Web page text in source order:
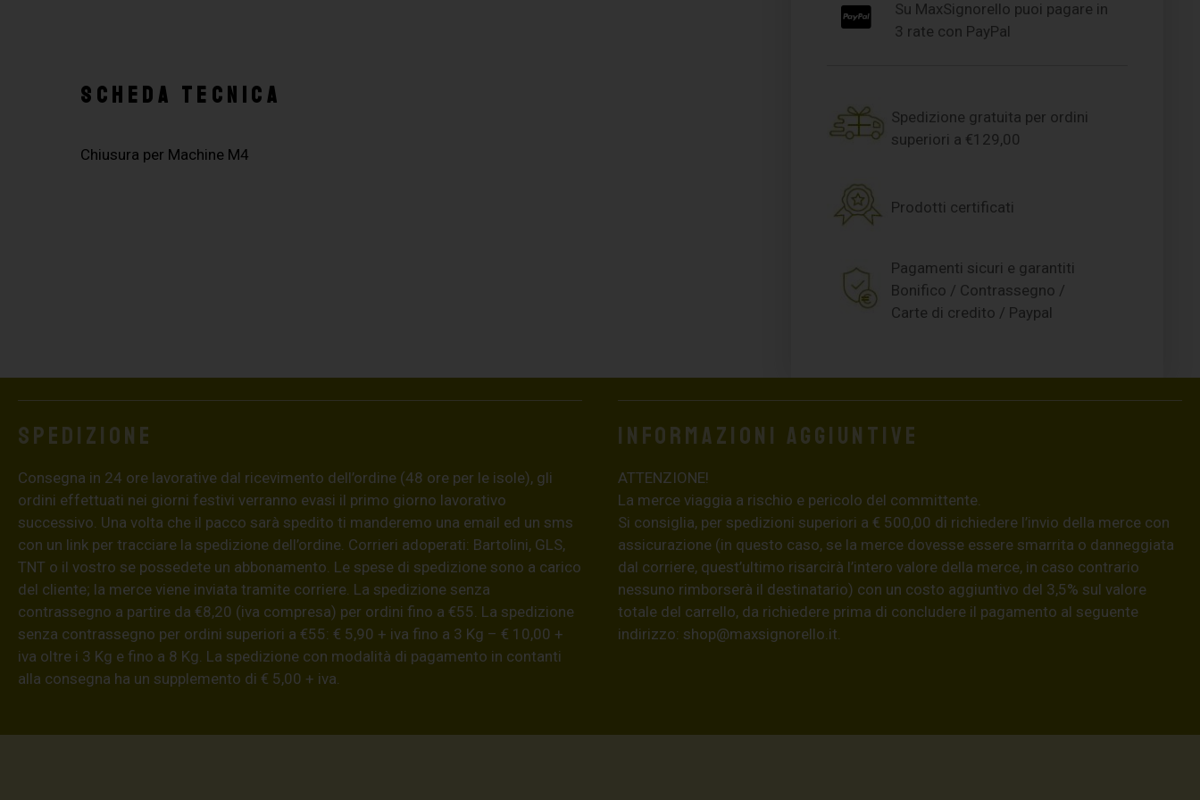
SCHEDA TECNICA
Chiusura per Machine M4
Su MaxSignorello puoi pagare in
3 rate con PayPal
Spedizione gratuita per ordini
superiori a €129,00
Prodotti certificati
Pagamenti sicuri e garantiti
Bonifico / Contrassegno /
Carte di credito / Paypal
Spedizione
Consegna in 24 ore lavorative dal ricevimento dell’ordine (48 ore per le isole), gli
ordini effettuati nei giorni festivi verranno evasi il primo giorno lavorativo
successivo. Una volta che il pacco sarà spedito ti manderemo una email ed un sms
con un link per tracciare la spedizione dell’ordine. Corrieri adoperati: Bartolini, GLS,
TNT o il vostro se possedete un abbonamento. Le spese di spedizione sono a carico
del cliente; la merce viene inviata tramite corriere. La spedizione senza
contrassegno a partire da €8,20 (iva compresa) per ordini fino a €55. La spedizione
senza contrassegno per ordini superiori a €55: € 5,90 + iva fino a 3 Kg – € 10,00 +
iva oltre i 3 Kg e fino a 8 Kg. La spedizione con modalità di pagamento in contanti
alla consegna ha un supplemento di € 5,00 + iva.
Informazioni aggiuntive
ATTENZIONE!
La merce viaggia a rischio e pericolo del committente.
Si consiglia, per spedizioni superiori a € 500,00 di richiedere l’invio della merce con
assicurazione (in questo caso, se la merce dovesse essere smarrita o danneggiata
dal corriere, quest’ultimo risarcirà l’intero valore della merce, in caso contrario
nessuno rimborserà il destinatario) con un costo aggiuntivo del 3,5% sul valore
totale del carrello, da richiedere prima di concludere il pagamento al seguente
indirizzo: shop@maxsignorello.it